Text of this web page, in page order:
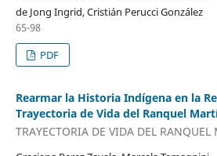
de Jong Ingrid, Cristián Perucci González
65-98
PDF
Rearmar la Historia Indígena en la
Trayectoria de Vida del Ranquel
TRAYECTORIA DE VIDA DEL